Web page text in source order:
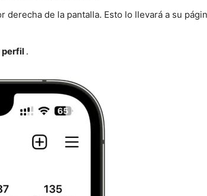
derecha de la pantalla. Esto lo llevará a su
perfil .